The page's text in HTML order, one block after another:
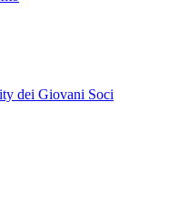
dei Giovani Soci